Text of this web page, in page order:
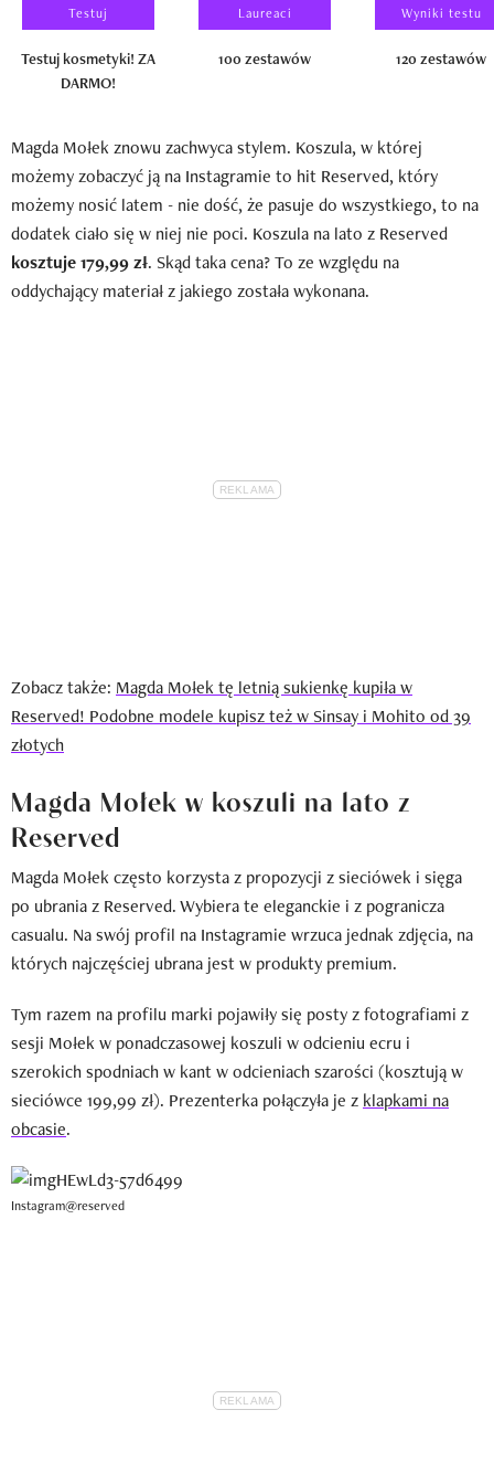
Testuj
Testuj kosmetyki! ZA
DARMO!
Laureaci
100 zestawów
Wyniki testu
120 zestawów
Magda Mołek znowu zachwyca stylem. Koszula, w której
możemy zobaczyć ją na Instagramie to hit Reserved, który
możemy nosić latem - nie dość, że pasuje do wszystkiego, to na
dodatek ciało się w niej nie poci. Koszula na lato z Reserved
kosztuje 179,99 zł. Skąd taka cena? To ze względu na
oddychający materiał z jakiego została wykonana.
Zobacz także: Magda Mołek tę letnią sukienkę kupiła w
Reserved! Podobne modele kupisz też w Sinsay i Mohito od 39
złotych
Magda Mołek w koszuli na lato z
Reserved
Magda Mołek często korzysta z propozycji z sieciówek i sięga
po ubrania z Reserved. Wybiera te eleganckie i z pogranicza
casualu. Na swój profil na Instagramie wrzuca jednak zdjęcia, na
których najczęściej ubrana jest w produkty premium.
Tym razem na profilu marki pojawiły się posty z fotografiami z
sesji Mołek w ponadczasowej koszuli w odcieniu ecru i
szerokich spodniach w kant w odcieniach szarości (kosztują w
sieciówce 199,99 zł). Prezenterka połączyła je z klapkami na
obcasie.
Instagram@reserved